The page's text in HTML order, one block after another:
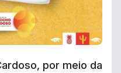
por meio da